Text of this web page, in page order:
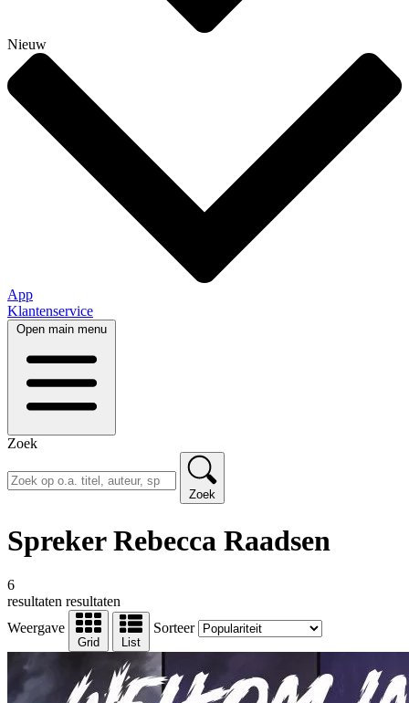
Nieuw
App
Klantenservice
Open main menu
Zoek
Zoek
Spreker Rebecca Raadsen
6
resultaten resultaten
Weergave
Grid List
Sorteer